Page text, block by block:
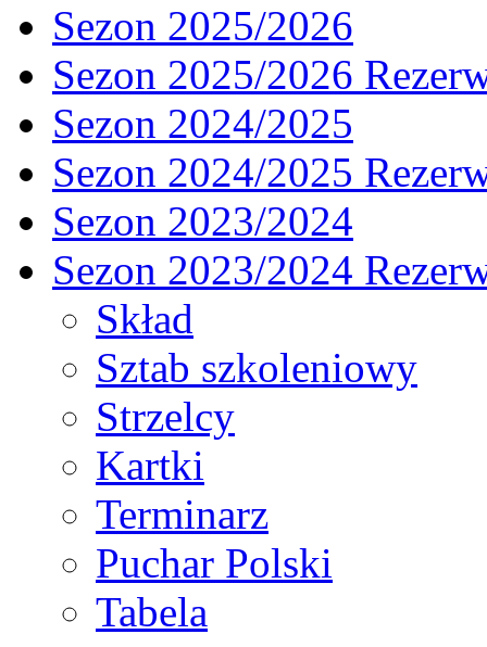
Sezon 2025/2026
Sezon 2025/2026
Sezon 2024/2025
Sezon 2024/2025
Sezon 2023/2024
Sezon 2023/2024
Skład
Sztab szkoleniowy
Strzelcy
Kartki
Terminarz
Puchar Polski
Tabela